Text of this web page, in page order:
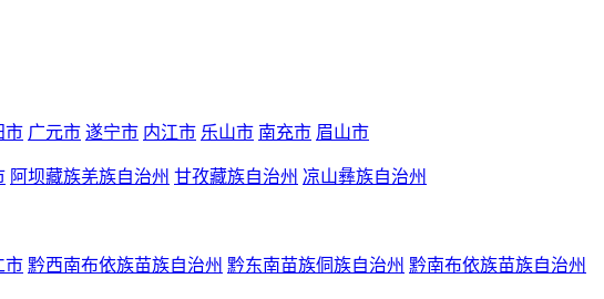
市 广元市 遂宁市 内江市 乐山市 南充市 眉山市
阿坝藏族羌族自治州 甘孜藏族自治州 凉山彝族自治州
市 黔西南布依族苗族自治州 黔东南苗族侗族自治州 黔南布依族苗族自治州